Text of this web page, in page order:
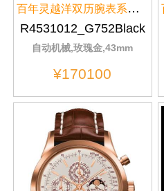
百年灵越洋双历腕表系列R4531012/...
R4531012_G752Black
自动机械,玫瑰金,43mm
¥170100